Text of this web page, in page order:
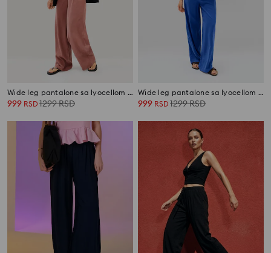
Wide leg pantalone sa lyocellom i dodatkom lana
999 RSD 1299RSD
Wide leg pantalone sa lyocellom i dodatkom lana
999 RSD 1299RSD